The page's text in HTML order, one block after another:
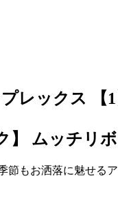
レックス 【
】 ムッチリ
節もお洒落に魅せる